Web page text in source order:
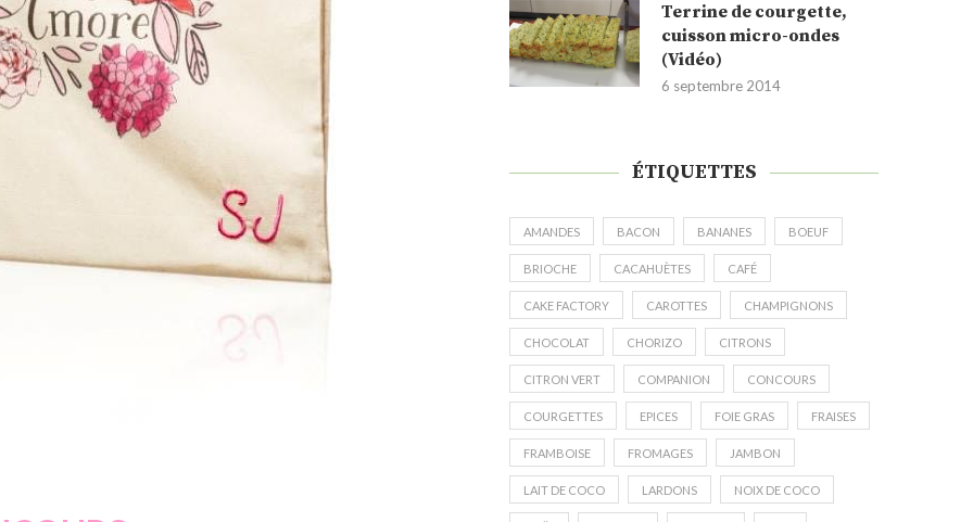
Terrine de courgette,
cuisson micro-ondes
(Vidéo)
6 septembre 2014
ÉTIQUETTES
AMANDES BACON BANANES BOEUF
BRIOCHE CACAHUÈTES CAFÉ
CAKE FACTORY CAROTTES CHAMPIGNONS
CHOCOLAT CHORIZO CITRONS
CITRON VERT COMPANION CONCOURS
COURGETTES EPICES FOIE GRAS FRAISES
FRAMBOISE FROMAGES JAMBON
LAIT DE COCO LARDONS NOIX DE COCO